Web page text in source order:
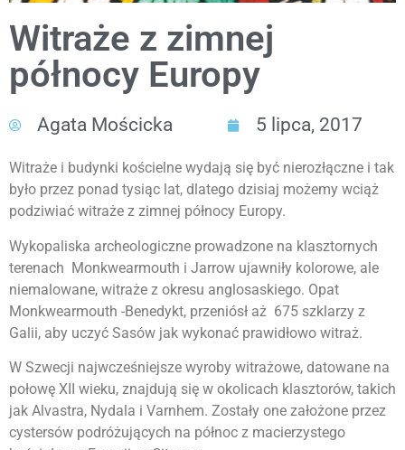
Witraże z zimnej
północy Europy
Agata Mościcka 5 lipca, 2017
Witraże i budynki kościelne wydają się być nierozłączne i tak
było przez ponad tysiąc lat, dlatego dzisiaj możemy wciąż
podziwiać witraże z zimnej północy Europy.
Wykopaliska archeologiczne prowadzone na klasztornych
terenach Monkwearmouth i Jarrow ujawniły kolorowe, ale
niemalowane, witraże z okresu anglosaskiego. Opat
Monkwearmouth -Benedykt, przeniósł aż 675 szklarzy z
Galii, aby uczyć Sasów jak wykonać prawidłowo witraż.
W Szwecji najwcześniejsze wyroby witrażowe, datowane na
połowę XII wieku, znajdują się w okolicach klasztorów, takich
jak Alvastra, Nydala i Varnhem. Zostały one założone przez
cystersów podróżujących na północ z macierzystego